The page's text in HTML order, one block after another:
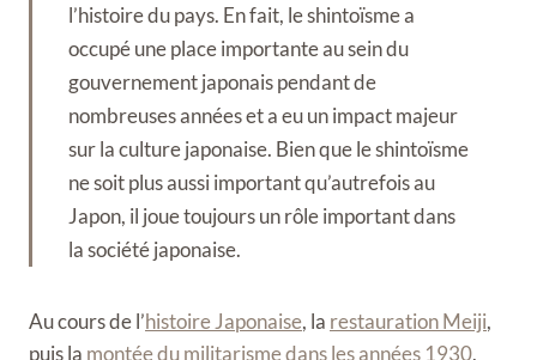
l’histoire du pays. En fait, le shintoïsme a
occupé une place importante au sein du
gouvernement japonais pendant de
nombreuses années et a eu un impact majeur
sur la culture japonaise. Bien que le shintoïsme
ne soit plus aussi important qu’autrefois au
Japon, il joue toujours un rôle important dans
la société japonaise.
Au cours de l’histoire Japonaise, la restauration Meiji,
puis la montée du militarisme dans les années 1930,